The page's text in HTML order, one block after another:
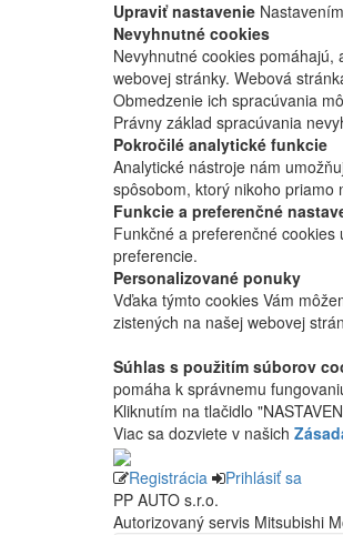
Upraviť nastavenie
Nevyhnutné cookies
Nevyhnutné cookies
webovej stránky. Webová
Obmedzenie ich spracúvania
Právny základ spracúvania
Pokročilé analytické funkcie
Analytické nástroje nám
spôsobom, ktorý nikoho priamo
Funkcie a preferenčné
Funkčné a preferenčné
preferencie.
Personalizované ponuky
Vďaka týmto cookies Vám
zistených na našej webovej
Súhlas s použitím súborov
pomáha k správnemu
Kliknutím na tlačidlo
Viac sa dozviete v našich
Registrácia
Prihlásiť sa
PP AUTO s.r.o.
Autorizovaný servis Mitsubishi